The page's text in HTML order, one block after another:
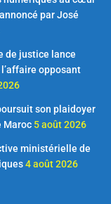
par José
de justice lance
opposant
son plaidoyer
Maroc 5 août 2026
ministérielle de
4 août 2026